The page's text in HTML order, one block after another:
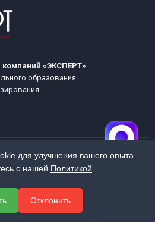
«ЭКСПЕРТ»
образования
для улучшения вашего опыта.
с нашей Политикой
Отклонить